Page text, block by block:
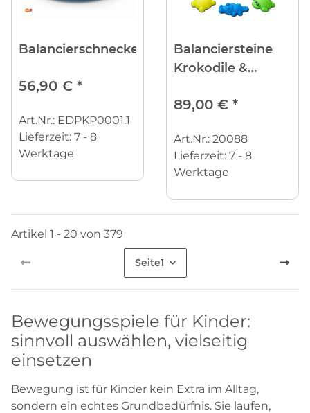
Balancierschnecke
56,90 € *
Art.Nr.: EDPKP0001.1
Lieferzeit: 7 - 8
Werktage
Balanciersteine
Krokodile &
Set
89,00 € *
Art.Nr.: 20088
Lieferzeit: 7 - 8
Werktage
Artikel 1 - 20 von 379
Seite1
Bewegungsspiele für Kinder:
sinnvoll auswählen, vielseitig
einsetzen
Bewegung ist für Kinder kein Extra im Alltag,
sondern ein echtes Grundbedürfnis. Sie laufen,